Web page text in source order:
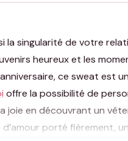
la singularité de votre
heureux et les
ce sweat est
offre la possibilité de
joie en découvrant un
d’amour porté fièrement,